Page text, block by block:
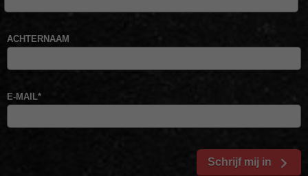
ACHTERNAAM
E-MAIL*
Schrijf mij in